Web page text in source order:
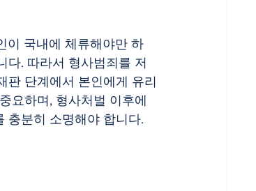
이 국내에 체류해야만 하
다. 따라서 형사범죄를 저
단계에서 본인에게 유리
요하며, 형사처벌 이후에
충분히 소명해야 합니다.